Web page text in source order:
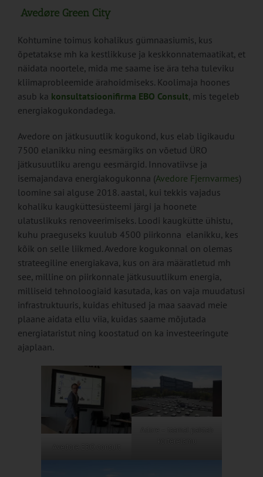
Avedøre Green City
Kohtumine toimus kohalikus gümnaasiumis, kus
õpetatakse mh ka kestlikkuse ja keskkonnatemaatikat, et
näidata noortele, mida me saame ise ära teha tuleviku
kliimaprobleemide ärahoidmiseks. Koolimaja hoones
asub ka konsultatsioonifirma EBO Consult, mis tegeleb
energiakogukondadega.
Avedore on jätkusuutlik kogukond, kus elab ligikaudu
7500 elanikku ning eesmärgiks on võetud ÜRO
jätkusuutliku arengu eesmärgid. Innovatiivse ja
isemajandava energiakogukonna (Avedore Fjernvarmes)
loomine sai alguse 2018. aastal, kui tekkis vajadus
kohaliku kaugküttesüsteemi järgi ja hoonete
ulatuslikuks renoveerimiseks. Loodi kaugkütte ühistu,
kuhu praeguseks kuulub 4500 piirkonna elanikku, kes
kõik on selle liikmed. Avedore kogukonnal on olemas
strateegiline energiakava, kus on ära määratletud mh
see, milline on piirkonnale jätkusuutlikum energia,
milliseid tehnoloogiaid kasutada, kas on vaja muudatusi
infrastruktuuris, kuidas ehitused ja maa saavad meie
plaane aidata ellu viia, kuidas saame mõjutada
energiataristut ning koostatud on ka investeeringute
ajaplaan.
Avedore EBO consult
korterelamu